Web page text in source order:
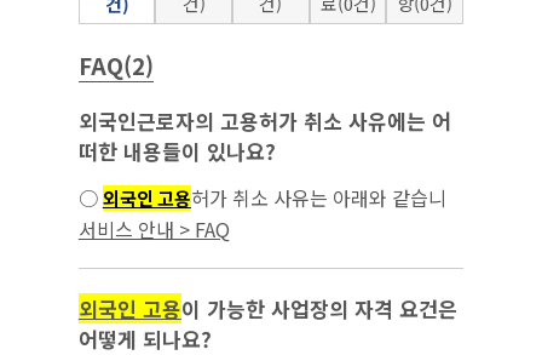
FAQ(2)
외국인근로자의 고용허가 취소 사유에는 어
떠한 내용들이 있나요?
○외국인 고용허가 취소 사유는 아래와 같습니
다. - 거짓 그 밖의 부정한 방법으로 고용허가나
서비스 안내 > FAQ
외국인 고용이 가능한 사업장의 자격 요건은
어떻게 되나요?